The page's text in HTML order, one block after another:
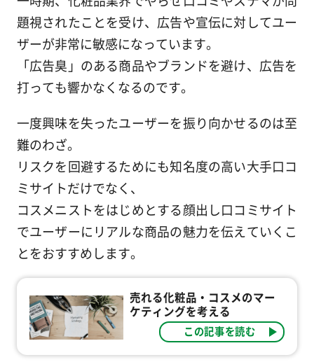
題視されたことを受け、広告や宣伝に対してユー
ザーが非常に敏感になっています。
「広告臭」のある商品やブランドを避け、広告を
打っても響かなくなるのです。
一度興味を失ったユーザーを振り向かせるのは至
難のわざ。
リスクを回避するためにも知名度の高い大手口コ
ミサイトだけでなく、
コスメニストをはじめとする顔出し口コミサイト
でユーザーにリアルな商品の魅力を伝えていくこ
とをおすすめします。
売れる化粧品・コスメのマー
ケティングを考える
この記事を読む